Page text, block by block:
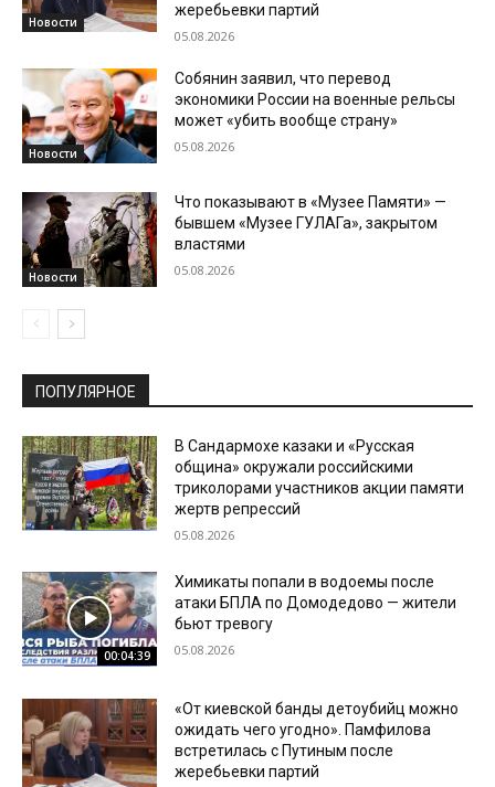
Новости
жеребьевки партий
05.08.2026
Новости
Собянин заявил, что перевод
экономики России на военные рельсы
может «убить вообще страну»
05.08.2026
Новости
Что показывают в «Музее Памяти» —
бывшем «Музее ГУЛАГа», закрытом
властями
05.08.2026
ПОПУЛЯРНОЕ
В Сандармохе казаки и «Русская
община» окружали российскими
триколорами участников акции памяти
жертв репрессий
05.08.2026
00:04:39
Химикаты попали в водоемы после
атаки БПЛА по Домодедово — жители
бьют тревогу
05.08.2026
«От киевской банды детоубийц можно
ожидать чего угодно». Памфилова
встретилась с Путиным после
жеребьевки партий